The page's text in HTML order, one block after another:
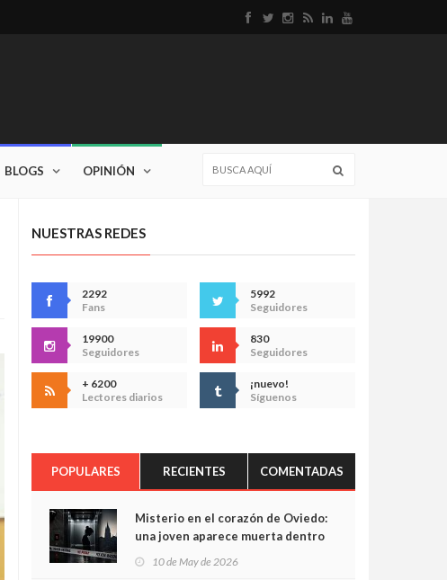
BLOGS OPINIÓN
NUESTRAS REDES
2292
Fans
5992
Seguidores
19900
Seguidores
830
Seguidores
+ 6200
Lectores diarios
¡nuevo!
Síguenos
POPULARES RECIENTES COMENTADAS
Misterio en el corazón de Oviedo:
una joven aparece muerta dentro
cámaras captan sus últimos
10 de May de 2026